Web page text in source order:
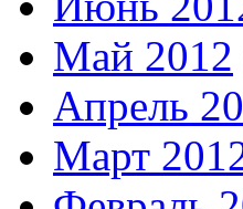
Май 2012
Апрель
Март